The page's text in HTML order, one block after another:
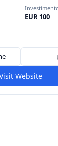
EUR 100
Website